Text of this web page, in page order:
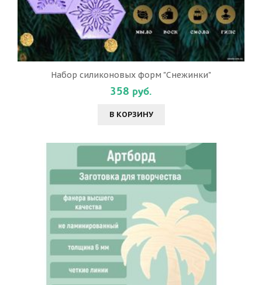
Набор силиконовых форм "Снежинки"
358 руб.
В КОРЗИНУ